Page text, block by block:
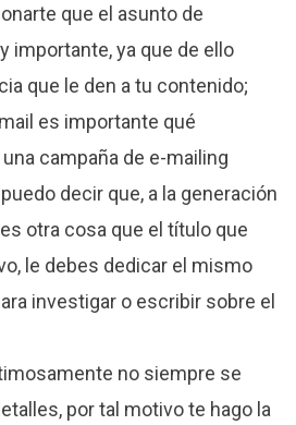
que el asunto de
importante, ya que de ello
que le den a tu contenido;
es importante qué
campaña de e-mailing
decir que, a la generación
otra cosa que el título que
le debes dedicar el mismo
investigar o escribir sobre el
no siempre se
por tal motivo te hago la